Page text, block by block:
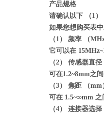
产品规格
请确认以下 （1
如果您想购买表
（1） 频率 （
它可以在
（2） 传感器直
可在1.2~8mm之
（3） 焦距 （mm
可在 1.5~∞mm 之
（4） 连接器选择